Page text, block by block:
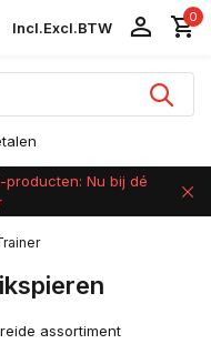
Incl.Excl.BTW
0
producten: Nu bij dé
assortiment